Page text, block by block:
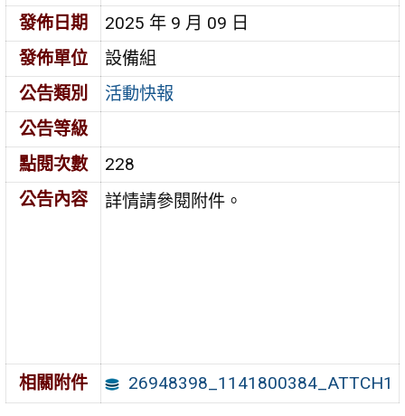
發佈日期
2025 年 9 月 09 日
發佈單位
設備組
公告類別
活動快報
公告等級
點閱次數
228
公告內容
詳情請參閱附件。
相關附件 26948398_1141800384_ATTCH1